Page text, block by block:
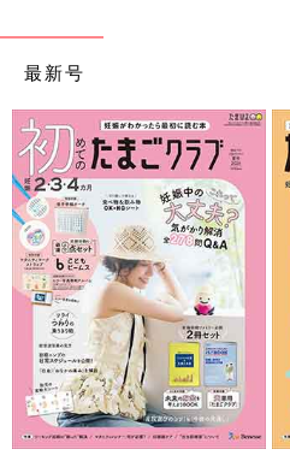
最新号